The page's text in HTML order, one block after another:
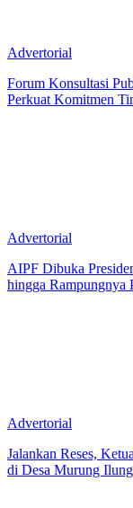
Advertorial
Forum Konsultasi
Perkuat Komitmen
Advertorial
AIPF Dibuka
hingga Rampungnya
Advertorial
Jalankan Reses,
di Desa Murung Ilung